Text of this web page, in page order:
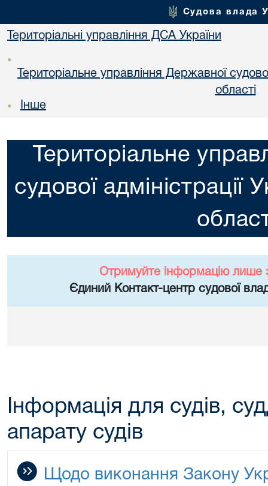
Судова влада
Територіальні управління ДСА України
•
Територіальне управління Державної
областi
• Інше
Територіальне
судової адміністрації
Отримуйте інформацію лише
Єдиний Контакт-центр судової
Інформація для судів,
апарату судів
Щодо виконання Закону